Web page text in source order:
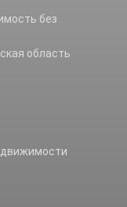
без
область